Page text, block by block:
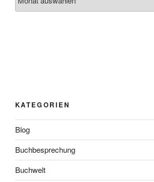
KATEGORIEN
Blog
Buchbesprechung
Buchwelt